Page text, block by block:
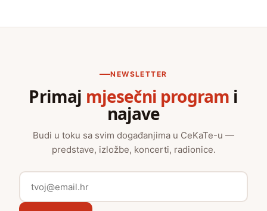
NEWSLETTER
Primaj mjesečni program i
najave
Budi u toku sa svim događanjima u CeKaTe-u —
predstave, izložbe, koncerti, radionice.